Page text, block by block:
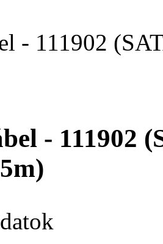
- 111902
- 111902